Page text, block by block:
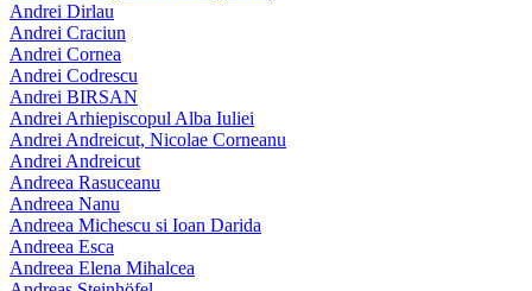
Andrei Dirlau
Andrei Craciun
Andrei Cornea
Andrei Codrescu
Andrei BIRSAN
Andrei Arhiepiscopul Alba Iuliei
Andrei Andreicut, Nicolae Corneanu
Andrei Andreicut
Andreea Rasuceanu
Andreea Nanu
Andreea Michescu si Ioan Darida
Andreea Esca
Andreea Elena Mihalcea